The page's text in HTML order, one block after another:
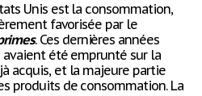
Unis est la consommation,
favorisée par le
. Ces dernières années
été emprunté sur la
acquis, et la majeure partie
produits de consommation. La